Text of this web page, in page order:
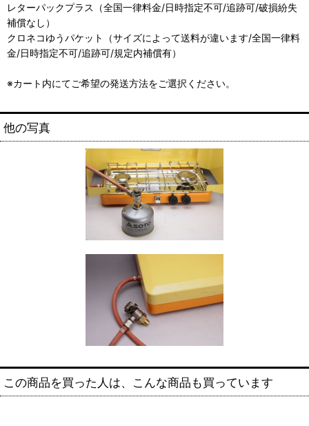
レターパックプラス（全国一律料金/日時指定不可/追跡可/破損紛失
補償なし）
クロネコゆうパケット（サイズによって送料が違います/全国一律料
金/日時指定不可/追跡可/規定内補償有）
※カート内にてご希望の発送方法をご選択ください。
他の写真
この商品を買った人は、こんな商品も買っています